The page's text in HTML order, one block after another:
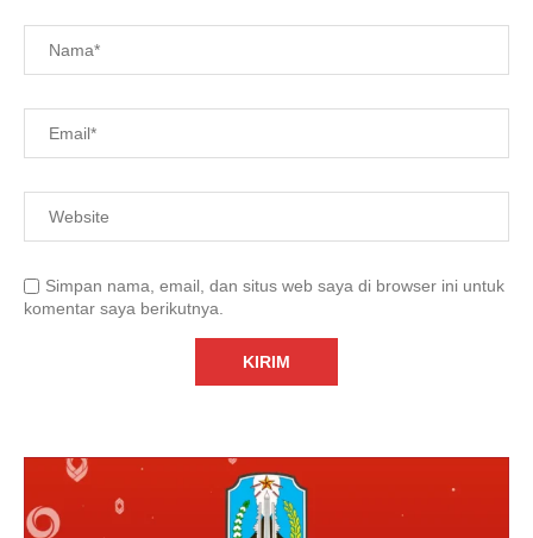
Simpan nama, email, dan situs web saya di browser ini untuk
komentar saya berikutnya.